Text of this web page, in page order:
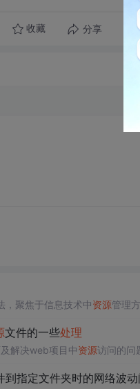
收藏 分享
，聚焦于信息技术中资源管理
文件的一些处理
解决web项目中资源访问的问
到指定文件夹时的网络波动